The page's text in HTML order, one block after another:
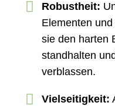
Robustheit:
Elementen
sie den harten
standhalten
verblassen.
Vielseitigkeit: